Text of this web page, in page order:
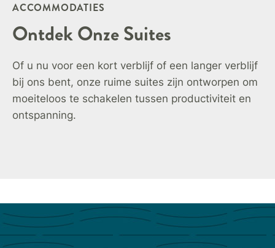
ACCOMMODATIES
Ontdek Onze Suites
Of u nu voor een kort verblijf of een langer verblijf
bij ons bent, onze ruime suites zijn ontworpen om
moeiteloos te schakelen tussen productiviteit en
ontspanning.